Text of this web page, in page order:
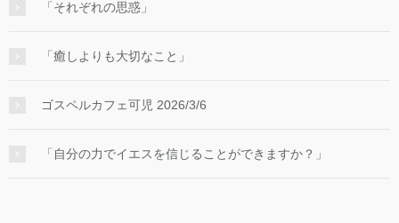
「それぞれの思惑」
「癒しよりも大切なこと」
ゴスペルカフェ可児 2026/3/6
「自分の力でイエスを信じることができますか？」